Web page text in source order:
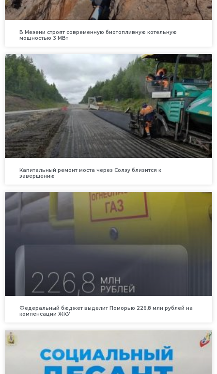
В Мезени строят современную биотопливную котельную
мощностью 3 МВт
Капитальный ремонт моста через Солзу близится к
завершению
Федеральный бюджет выделит Поморью 226,8 млн рублей на
компенсации ЖКУ